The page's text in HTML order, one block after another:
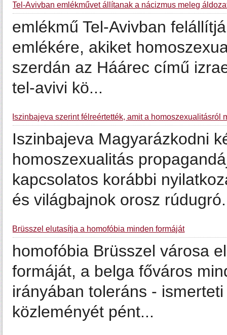
Tel-Avivban emlékművet állítanak a nácizmus meleg
emlékmű Tel-Avivban
emlékére, akiket
szerdán az Háárec című
tel-avivi kö...
Iszinbajeva szerint félreértették, amit a homoszexualitásról
Iszinbajeva Magyarázkodni
homoszexualitás
kapcsolatos korábbi
és világbajnok orosz
Brüsszel elutasítja a homofóbia minden formáját
homofóbia Brüsszel városa
formáját, a belga főváros
irányában toleráns -
közleményét pént...